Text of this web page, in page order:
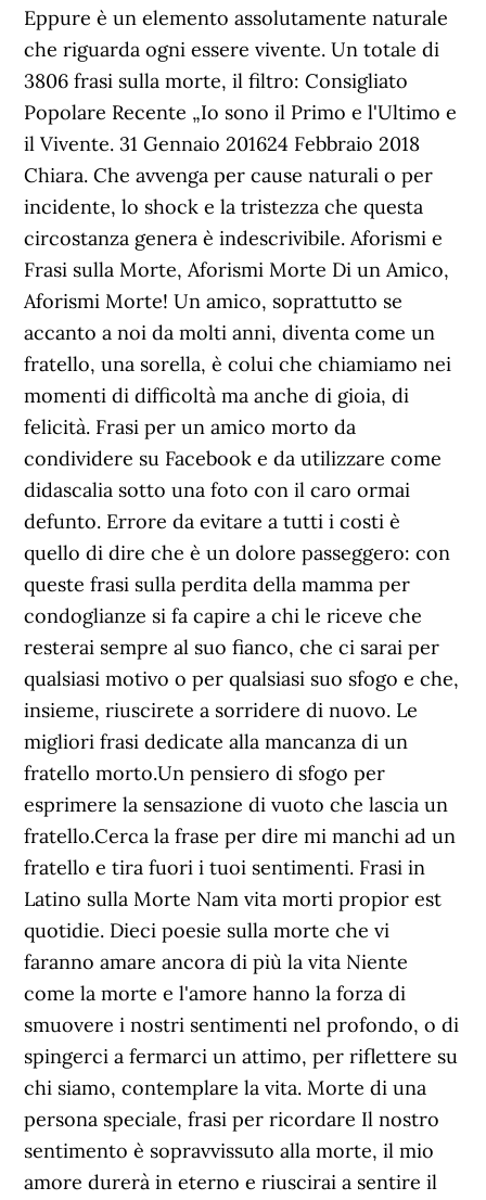
Eppure è un elemento assolutamente naturale
che riguarda ogni essere vivente. Un totale di
3806 frasi sulla morte, il filtro: Consigliato
Popolare Recente „Io sono il Primo e l'Ultimo e
il Vivente. 31 Gennaio 201624 Febbraio 2018
Chiara. Che avvenga per cause naturali o per
incidente, lo shock e la tristezza che questa
circostanza genera è indescrivibile. Aforismi e
Frasi sulla Morte, Aforismi Morte Di un Amico,
Aforismi Morte! Un amico, soprattutto se
accanto a noi da molti anni, diventa come un
fratello, una sorella, è colui che chiamiamo nei
momenti di difficoltà ma anche di gioia, di
felicità. Frasi per un amico morto da
condividere su Facebook e da utilizzare come
didascalia sotto una foto con il caro ormai
defunto. Errore da evitare a tutti i costi è
quello di dire che è un dolore passeggero: con
queste frasi sulla perdita della mamma per
condoglianze si fa capire a chi le riceve che
resterai sempre al suo fianco, che ci sarai per
qualsiasi motivo o per qualsiasi suo sfogo e che,
insieme, riuscirete a sorridere di nuovo. Le
migliori frasi dedicate alla mancanza di un
fratello morto.Un pensiero di sfogo per
esprimere la sensazione di vuoto che lascia un
fratello.Cerca la frase per dire mi manchi ad un
fratello e tira fuori i tuoi sentimenti. Frasi in
Latino sulla Morte Nam vita morti propior est
quotidie. Dieci poesie sulla morte che vi
faranno amare ancora di più la vita Niente
come la morte e l'amore hanno la forza di
smuovere i nostri sentimenti nel profondo, o di
spingerci a fermarci un attimo, per riflettere su
chi siamo, contemplare la vita. Morte di una
persona speciale, frasi per ricordare Il nostro
sentimento è sopravvissuto alla morte, il mio
amore durerà in eterno e riuscirai a sentire il